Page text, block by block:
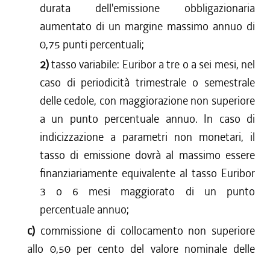
durata dell'emissione obbligazionaria
aumentato di un margine massimo annuo di
0,75 punti percentuali;
2)tasso variabile: Euribor a tre o a sei mesi, nel
caso di periodicità trimestrale o semestrale
delle cedole, con maggiorazione non superiore
a un punto percentuale annuo. In caso di
indicizzazione a parametri non monetari, il
tasso di emissione dovrà al massimo essere
finanziariamente equivalente al tasso Euribor
3 o 6 mesi maggiorato di un punto
percentuale annuo;
c) commissione di collocamento non superiore
allo 0,50 per cento del valore nominale delle